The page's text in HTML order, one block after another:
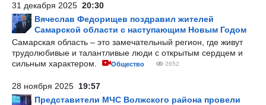
31 декабря 2025 20:30
Вячеслав Федорищев поздравил жителей
Самарской области с наступающим Новым Годом
Самарская область – это замечательный регион, где живут
трудолюбивые и талантливые люди с открытым сердцем и
сильным характером.
Общество 2652
28 ноября 2025 19:57
Представители МЧС Волжского района провели